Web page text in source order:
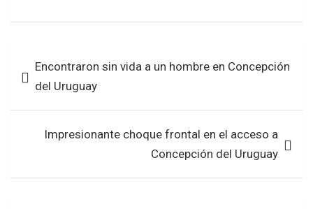
ce
o
o
k
tt at
A
p
ar
de
entradas
Encontraron sin vida a un hombre en Concepción
del Uruguay
Impresionante choque frontal en el acceso a
Concepción del Uruguay